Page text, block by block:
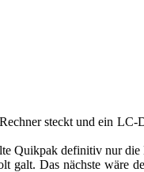
steckt und ein LC-
Quikpak definitiv nur
galt. Das nächste wäre